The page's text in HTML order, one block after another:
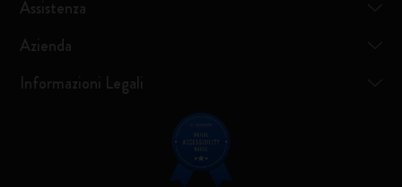
Assistenza
Azienda
Informazioni Legali